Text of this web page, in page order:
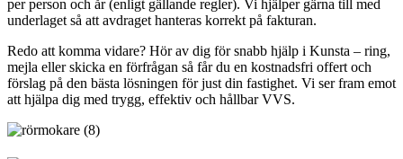
per person och år (enligt gällande regler). Vi hjälper gärna till med
underlaget så att avdraget hanteras korrekt på fakturan.
Redo att komma vidare? Hör av dig för snabb hjälp i Kunsta – ring,
mejla eller skicka en förfrågan så får du en kostnadsfri offert och
förslag på den bästa lösningen för just din fastighet. Vi ser fram emot
att hjälpa dig med trygg, effektiv och hållbar VVS.